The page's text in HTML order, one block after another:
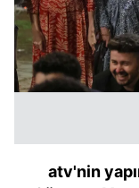
atv'nin